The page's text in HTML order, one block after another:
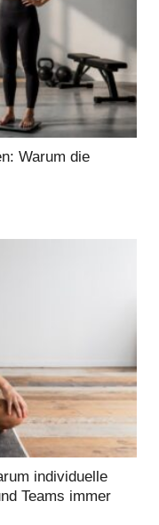
Warum die
individuelle
Teams immer